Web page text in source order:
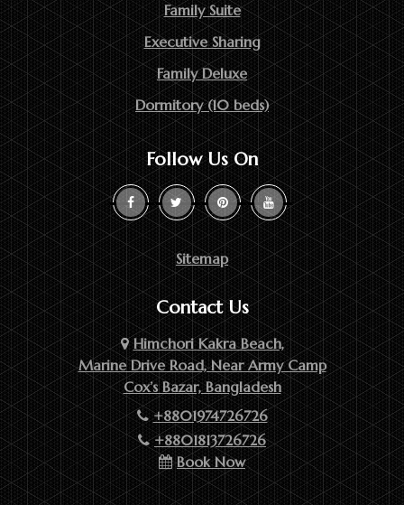
Family Suite
Executive Sharing
Family Deluxe
Dormitory (10 beds)
Follow Us On
Sitemap
Contact Us
Himchori Kakra Beach,
Marine Drive Road, Near Army Camp
Cox’s Bazar, Bangladesh
+8801974726726
+8801813726726
Book Now